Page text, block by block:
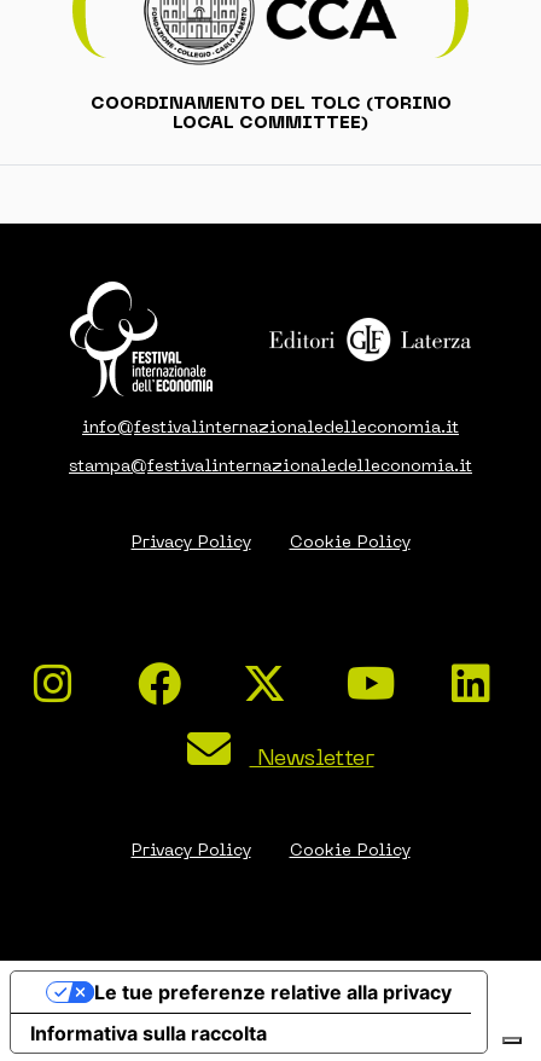
COORDINAMENTO DEL TOLC (TORINO
LOCAL COMMITTEE)
info@festivalinternazionaledelleconomia.it
stampa@festivalinternazionaledelleconomia.it
Privacy Policy Cookie Policy
Newsletter
Privacy Policy Cookie Policy
Informativa sulla raccolta
Le tue preferenze relative alla privacy